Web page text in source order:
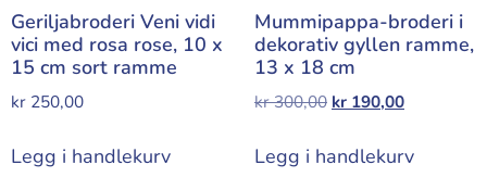
Geriljabroderi Veni vidi
vici med rosa rose, 10 x
15 cm sort ramme
kr 250,00
Legg i handlekurv
Mummipappa-broderi i
dekorativ gyllen ramme,
13 x 18 cm
kr300,00 kr 190,00
Legg i handlekurv